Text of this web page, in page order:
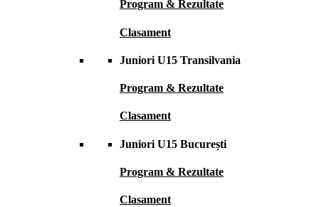
Program & Rezultate
Clasament
Juniori U15 Transilvania
Program & Rezultate
Clasament
Juniori U15 București
Program & Rezultate
Clasament